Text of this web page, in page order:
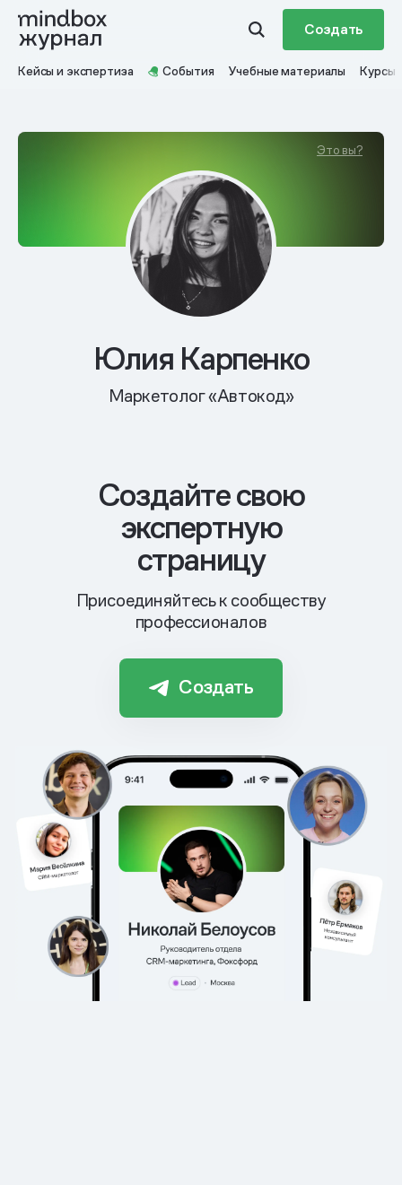
Создать
Кейсы и экспертиза События Учебные материалы Курсы
Это вы?
Юлия Карпенко
Маркетолог «Автокод»
Cоздайте свою
экспертную
страницу
Присоединяйтесь к сообществу
профессионалов
Создать